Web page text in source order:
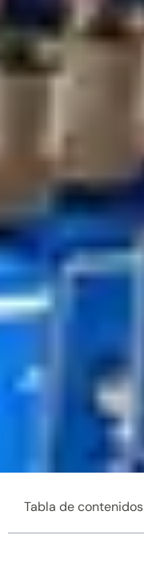
Tabla de contenidos